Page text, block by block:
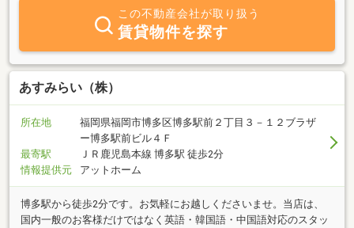
この不動産会社が取り扱う
賃貸物件を探す
あすみらい（株）
所在地
福岡県福岡市博多区博多駅前２丁目３－１２ブラザ
ー博多駅前ビル４Ｆ
最寄駅
ＪＲ鹿児島本線 博多駅 徒歩2分
情報提供元
アットホーム
博多駅から徒歩2分です。お気軽にお越しくださいませ。当店は、
国内一般のお客様だけではなく英語・韓国語・中国語対応のスタッ